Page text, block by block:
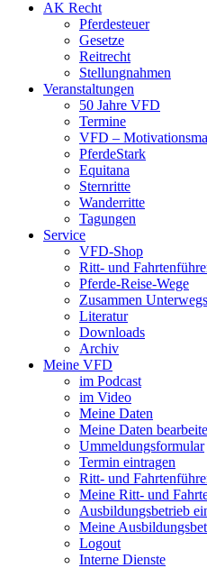
AK Recht
Pferdesteuer
Gesetze
Reitrecht
Stellungnahmen
Veranstaltungen
50 Jahre VFD
Termine
VFD –
PferdeStark
Equitana
Sternritte
Wanderritte
Tagungen
Service
VFD-Shop
Ritt- und
Pferde-Reise-Wege
Zusammen Unterwegs
Literatur
Downloads
Archiv
Meine VFD
im Podcast
im Video
Meine Daten
Meine Daten
Ummeldungsformular
Termin eintragen
Ritt- und
Meine Ritt- und
Ausbildungsbetrieb
Meine
Logout
Interne Dienste